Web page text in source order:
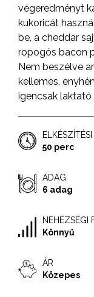
végeredményt
kukoricát
be, a cheddar
ropogós bacon
Nem beszélve
kellemes,
igencsak laktató
50 perc
ADAG
6 adag
NEHÉZSÉGI
Könnyű
ÁR
Közepes